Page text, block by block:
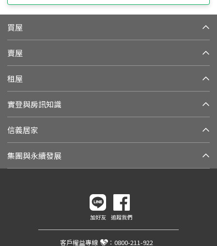
買屋
賣屋
租屋
實登與房訊知識
信義居家
集團與永續發展
加好友 追蹤我們
客戶權益專線 ： 0800-211-922